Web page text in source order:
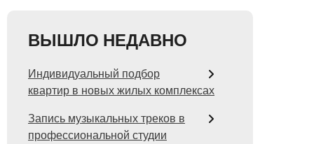
ВЫШЛО НЕДАВНО
Индивидуальный подбор
квартир в новых жилых комплексах
Запись музыкальных треков в
профессиональной студии